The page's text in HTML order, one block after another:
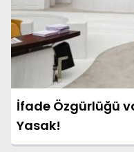
İfade Özgürlüğü
Yasak!